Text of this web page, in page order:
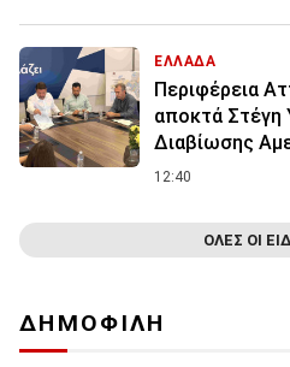
ΕΛΛΑΔΑ
Περιφέρεια
αποκτά Στέγη
Διαβίωσης
12:40
ΟΛΕΣ ΟΙ
ΔΗΜΟΦΙΛΗ